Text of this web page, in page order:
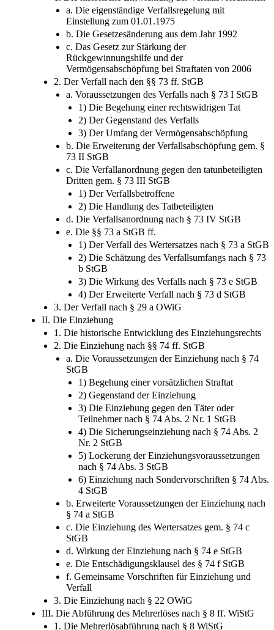
1. Die historische Entwicklung der Verfallsvorschriften
a. Die eigenständige Verfallsregelung mit
Einstellung zum 01.01.1975
b. Die Gesetzesänderung aus dem Jahr 1992
c. Das Gesetz zur Stärkung der
Rückgewinnungshilfe und der
Vermögensabschöpfung bei Straftaten von 2006
2. Der Verfall nach den §§ 73 ff. StGB
a. Voraussetzungen des Verfalls nach § 73 I StGB
1) Die Begehung einer rechtswidrigen Tat
2) Der Gegenstand des Verfalls
3) Der Umfang der Vermögensabschöpfung
b. Die Erweiterung der Verfallsabschöpfung gem. §
73 II StGB
c. Die Verfallanordnung gegen den tatunbeteiligten
Dritten gem. § 73 III StGB
1) Der Verfallsbetroffene
2) Die Handlung des Tatbeteiligten
d. Die Verfallsanordnung nach § 73 IV StGB
e. Die §§ 73 a StGB ff.
1) Der Verfall des Wertersatzes nach § 73 a StGB
2) Die Schätzung des Verfallsumfangs nach § 73
b StGB
3) Die Wirkung des Verfalls nach § 73 e StGB
4) Der Erweiterte Verfall nach § 73 d StGB
3. Der Verfall nach § 29 a OWiG
II. Die Einziehung
1. Die historische Entwicklung des Einziehungsrechts
2. Die Einziehung nach §§ 74 ff. StGB
a. Die Voraussetzungen der Einziehung nach § 74
StGB
1) Begehung einer vorsätzlichen Straftat
2) Gegenstand der Einziehung
3) Die Einziehung gegen den Täter oder
Teilnehmer nach § 74 Abs. 2 Nr. 1 StGB
4) Die Sicherungseinziehung nach § 74 Abs. 2
Nr. 2 StGB
5) Lockerung der Einziehungsvoraussetzungen
nach § 74 Abs. 3 StGB
6) Einziehung nach Sondervorschriften § 74 Abs.
4 StGB
b. Erweiterte Voraussetzungen der Einziehung nach
§ 74 a StGB
c. Die Einziehung des Wertersatzes gem. § 74 c
StGB
d. Wirkung der Einziehung nach § 74 e StGB
e. Die Entschädigungsklausel des § 74 f StGB
f. Gemeinsame Vorschriften für Einziehung und
Verfall
3. Die Einziehung nach § 22 OWiG
III. Die Abführung des Mehrerlöses nach § 8 ff. WiStG